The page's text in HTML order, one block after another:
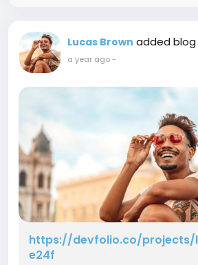
Lucas Brown added blog
a year ago-
https://devfolio.co/
e24f